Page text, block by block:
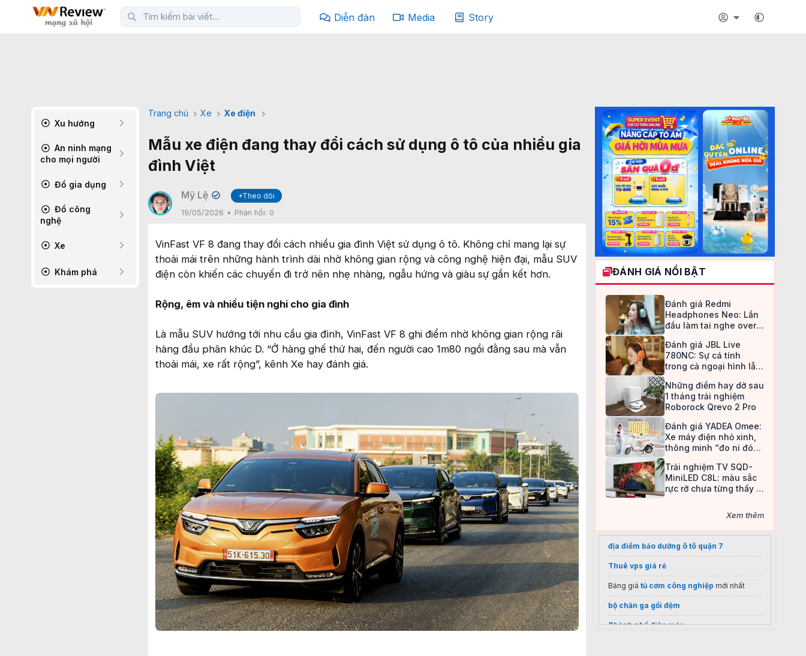
Diễn đàn Media Story
Xu hướng
An ninh mạng
cho mọi người
Đồ gia dụng
Đồ công
nghệ
Xe
Khám phá
Trang chủ Xe Xe điện
Mẫu xe điện đang thay đổi cách sử dụng ô tô của nhiều gia
đình Việt
Mỹ Lệ ✔
+Theo dõi
19/05/2026
Phản hồi: 0
VinFast VF 8 đang thay đổi cách nhiều gia đình Việt sử dụng ô tô. Không chỉ mang lại sự
thoải mái trên những hành trình dài nhờ không gian rộng và công nghệ hiện đại, mẫu SUV
điện còn khiến các chuyến đi trở nên nhẹ nhàng, ngẫu hứng và giàu sự gắn kết hơn.
Rộng, êm và nhiều tiện nghi cho gia đình
Là mẫu SUV hướng tới nhu cầu gia đình, VinFast VF 8 ghi điểm nhờ không gian rộng rãi
hàng đầu phân khúc D. “Ở hàng ghế thứ hai, đến người cao 1m80 ngồi đằng sau mà vẫn
thoải mái, xe rất rộng”, kênh Xe hay đánh giá.
ĐÁNH GIÁ NỔI BẬT
Đánh giá Redmi
Headphones Neo: Lần
đầu làm tai nghe over-
an toàn
Đánh giá JBL Live
780NC: Sự cá tính
trong cả ngoại hình lẫn
Những điểm hay dở sau
1 tháng trải nghiệm
Roborock Qrevo 2 Pro
Đánh giá YADEA Omee:
Xe máy điện nhỏ xinh,
thông minh “đo ni đóng
Trải nghiệm TV SQD-
MiniLED C8L: màu sắc
rực rỡ chưa từng thấy ở
Xem thêm
địa điểm bảo dưỡng ô tô quận 7
Thuê vps giá rẻ
Bảng giá tủ cơm công nghiệp mới nhất
bộ chăn ga gối đệm
Thành phố điện máy